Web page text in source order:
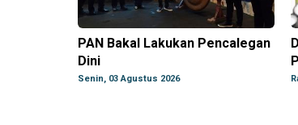
PAN Bakal Lakukan Pencalegan
Dini
Senin, 03 Agustus 2026